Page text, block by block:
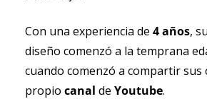
Con una experiencia de 4 años,
diseño comenzó a la temprana
cuando comenzó a compartir sus
propio canal de Youtube.